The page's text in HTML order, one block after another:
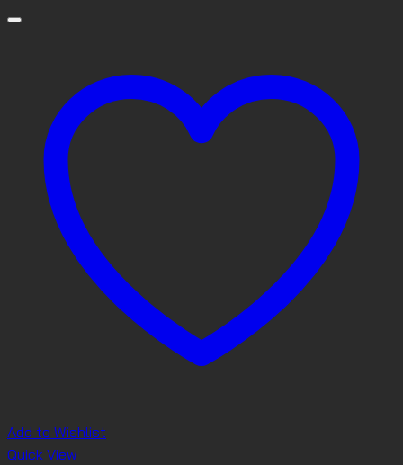
Add to Wishlist
Quick View